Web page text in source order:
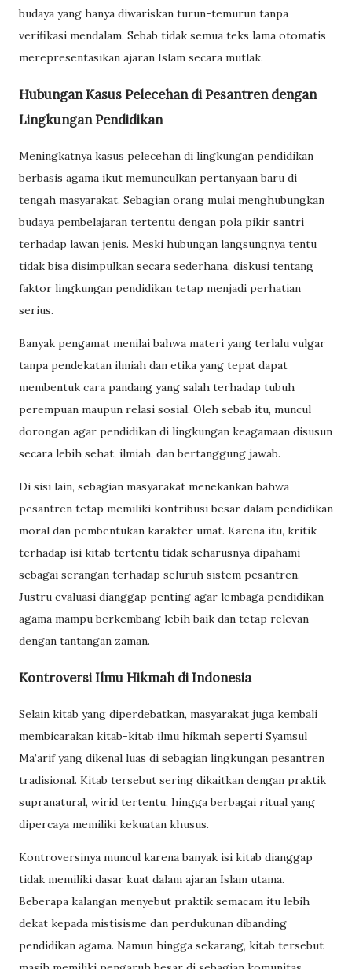
budaya yang hanya diwariskan turun-temurun tanpa
verifikasi mendalam. Sebab tidak semua teks lama otomatis
merepresentasikan ajaran Islam secara mutlak.
Hubungan Kasus Pelecehan di Pesantren dengan
Lingkungan Pendidikan
Meningkatnya kasus pelecehan di lingkungan pendidikan
berbasis agama ikut memunculkan pertanyaan baru di
tengah masyarakat. Sebagian orang mulai menghubungkan
budaya pembelajaran tertentu dengan pola pikir santri
terhadap lawan jenis. Meski hubungan langsungnya tentu
tidak bisa disimpulkan secara sederhana, diskusi tentang
faktor lingkungan pendidikan tetap menjadi perhatian
serius.
Banyak pengamat menilai bahwa materi yang terlalu vulgar
tanpa pendekatan ilmiah dan etika yang tepat dapat
membentuk cara pandang yang salah terhadap tubuh
perempuan maupun relasi sosial. Oleh sebab itu, muncul
dorongan agar pendidikan di lingkungan keagamaan disusun
secara lebih sehat, ilmiah, dan bertanggung jawab.
Di sisi lain, sebagian masyarakat menekankan bahwa
pesantren tetap memiliki kontribusi besar dalam pendidikan
moral dan pembentukan karakter umat. Karena itu, kritik
terhadap isi kitab tertentu tidak seharusnya dipahami
sebagai serangan terhadap seluruh sistem pesantren.
Justru evaluasi dianggap penting agar lembaga pendidikan
agama mampu berkembang lebih baik dan tetap relevan
dengan tantangan zaman.
Kontroversi Ilmu Hikmah di Indonesia
Selain kitab yang diperdebatkan, masyarakat juga kembali
membicarakan kitab-kitab ilmu hikmah seperti Syamsul
Ma’arif yang dikenal luas di sebagian lingkungan pesantren
tradisional. Kitab tersebut sering dikaitkan dengan praktik
supranatural, wirid tertentu, hingga berbagai ritual yang
dipercaya memiliki kekuatan khusus.
Kontroversinya muncul karena banyak isi kitab dianggap
tidak memiliki dasar kuat dalam ajaran Islam utama.
Beberapa kalangan menyebut praktik semacam itu lebih
dekat kepada mistisisme dan perdukunan dibanding
pendidikan agama. Namun hingga sekarang, kitab tersebut